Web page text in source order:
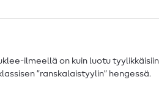
ilmeellä on kuin luotu
”ranskalaistyylin” hengessä.